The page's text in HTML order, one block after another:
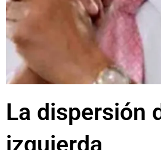
La dispersión